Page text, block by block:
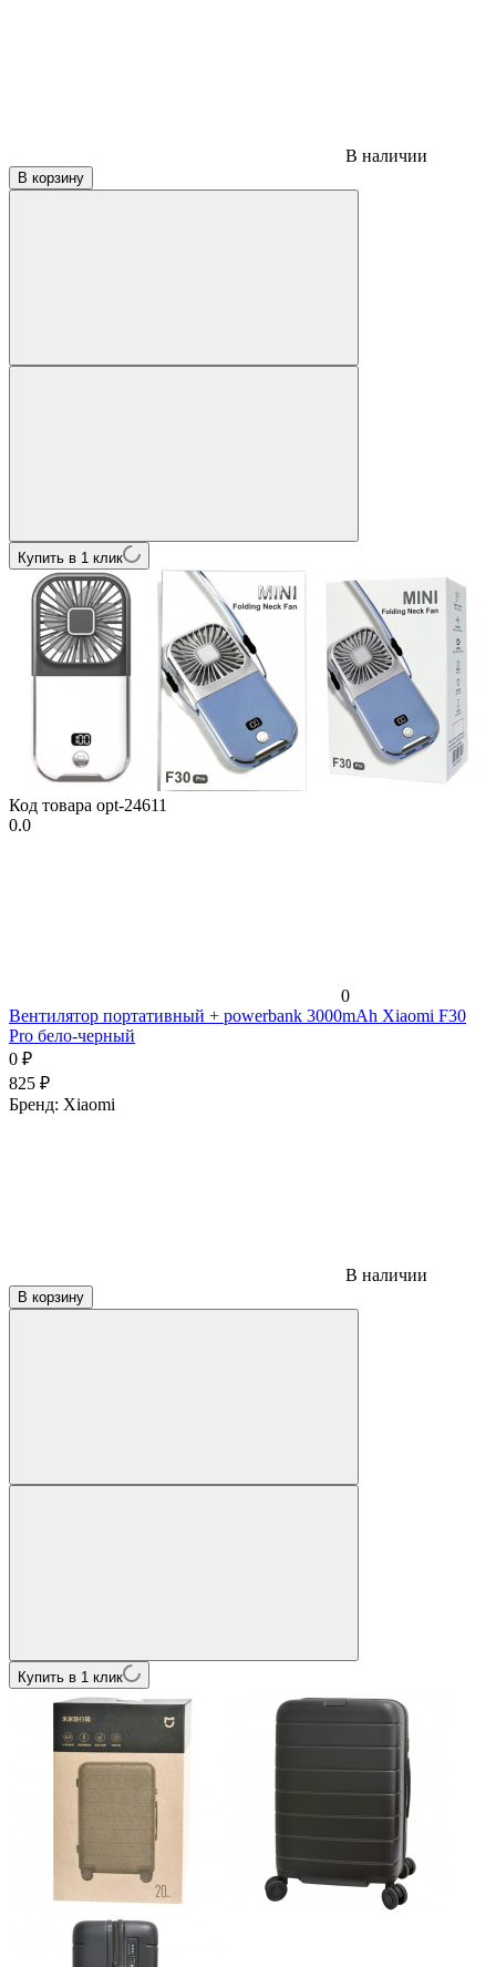
В наличии
В корзину
Купить в 1 клик
Код товара opt-24611
0.0
0
Вентилятор портативный + powerbank 3000mAh Xiaomi F30
Pro бело-черный
0 ₽
825 ₽
Бренд: Xiaomi
В наличии
В корзину
Купить в 1 клик